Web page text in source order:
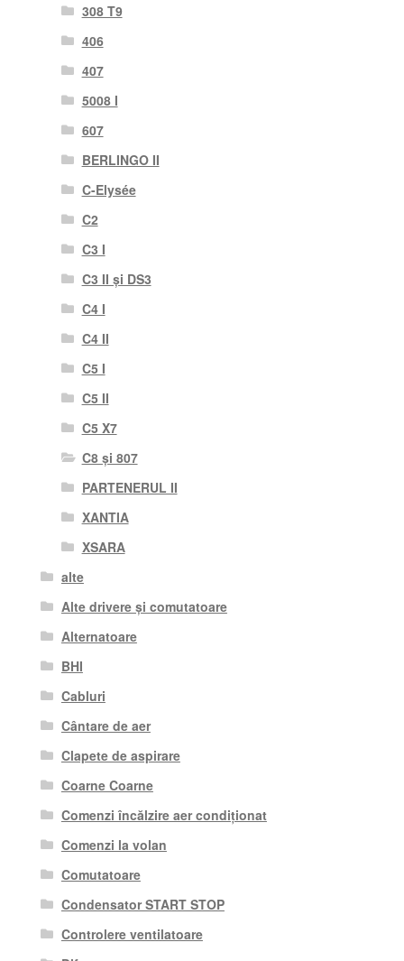
308 T9
406
407
5008 I
607
BERLINGO II
C-Elysée
C2
C3 I
C3 II și DS3
C4 I
C4 II
C5 I
C5 II
C5 X7
C8 și 807
PARTENERUL II
XANTIA
XSARA
alte
Alte drivere și comutatoare
Alternatoare
BHI
Cabluri
Cântare de aer
Clapete de aspirare
Coarne Coarne
Comenzi încălzire aer condiționat
Comenzi la volan
Comutatoare
Condensator START STOP
Controlere ventilatoare